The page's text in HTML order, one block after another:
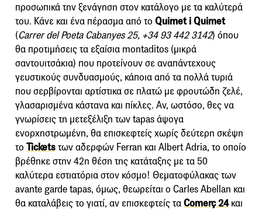
προσωπικά την ξενάγηση στον κατάλογο με τα καλύτερά
του. Κάνε και ένα πέρασμα από το Quimet i Quimet
(Carrer del Poeta Cabanyes 25, +34 93 442 3142) όπου
θα προτιμήσεις τα εξαίσια montaditos (μικρά
σαντουιτσάκια) που προτείνουν σε αναπάντεχους
γευστικούς συνδυασμούς, κάποια από τα πολλά τυριά
που σερβίρονται αρτίστικα σε πλατώ με φρουτώδη ζελέ,
γλασαρισμένα κάστανα και πίκλες. Αν, ωστόσο, θες να
γνωρίσεις τη μετεξέλιξη των tapas άψογα
ενορχηστρωμένη, θα επισκεφτείς χωρίς δεύτερη σκέψη
το Ticketsτων αδερφών Ferran και Albert Adria, το οποίο
βρέθηκε στην 42η θέση της κατάταξης με τα 50
καλύτερα εστιατόρια στον κόσμο! Θεματοφύλακας των
avante garde tapas, όμως, θεωρείται ο Carles Abellan και
θα καταλάβεις το γιατί, αν επισκεφτείς ταComerç 24και